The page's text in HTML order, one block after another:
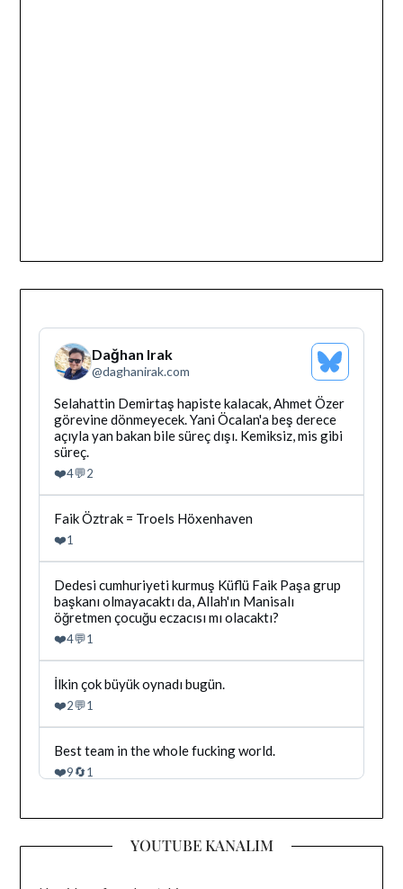
Dağhan Irak
@daghanirak.com
Bluesky
Profilini
Gor
Bluesky'da
Dağhan
Irak
tarafindan
yazilan
gonderiyi
goruntule
Selahattin Demirtaş hapiste kalacak, Ahmet Özer
görevine dönmeyecek. Yani Öcalan'a beş derece
açıyla yan bakan bile süreç dışı. Kemiksiz, mis gibi
süreç.
❤️4💬2
Bluesky'da
Dağhan
Irak
tarafindan
yazilan
gonderiyi
goruntule
Faik Öztrak = Troels Höxenhaven
❤️1
Bluesky'da
Dağhan
Irak
tarafindan
yazilan
gonderiyi
goruntule
Dedesi cumhuriyeti kurmuş Küflü Faik Paşa grup
başkanı olmayacaktı da, Allah'ın Manisalı
öğretmen çocuğu eczacısı mı olacaktı?
❤️4💬1
Bluesky'da
Dağhan
Irak
tarafindan
yazilan
gonderiyi
goruntule
İlkin çok büyük oynadı bugün.
❤️2💬1
Bluesky'da
Dağhan
Irak
yazilan
goruntule
Best team in the whole fucking world.
❤️9🔄1
YOUTUBE KANALIM